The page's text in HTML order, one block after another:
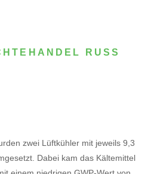
RUSS
zwei Lüftkühler mit jeweils 9,3
Dabei kam das Kältemittel